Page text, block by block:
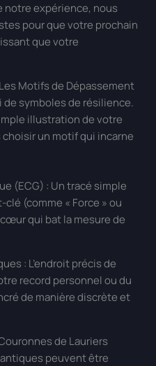
expérience, nous
pour que votre prochain
que votre
Motifs de Dépassement
symboles de résilience.
illustration de votre
un motif qui incarne
(ECG) : Un tracé simple
(comme « Force » ou
qui bat la mesure de
: L’endroit précis de
record personnel ou du
de manière discrète et
de Lauriers
peuvent être